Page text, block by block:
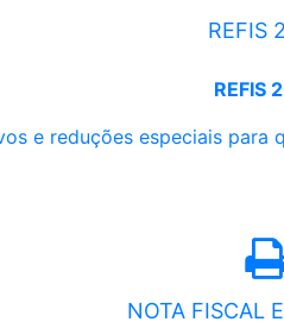
REFIS
REFIS
e reduções especiais
NOTA FISCAL